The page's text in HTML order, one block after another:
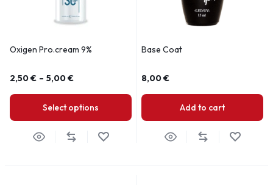
Oxigen Pro.cream 9%
2,50€ – 5,00€
Select options
Base Coat
8,00€
Add to cart